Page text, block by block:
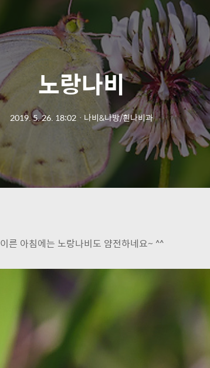
노랑나비
2019. 5. 26. 18:02 ㆍ 나비&나방/흰나비과
이른 아침에는 노랑나비도 얌전하네요~ ^^